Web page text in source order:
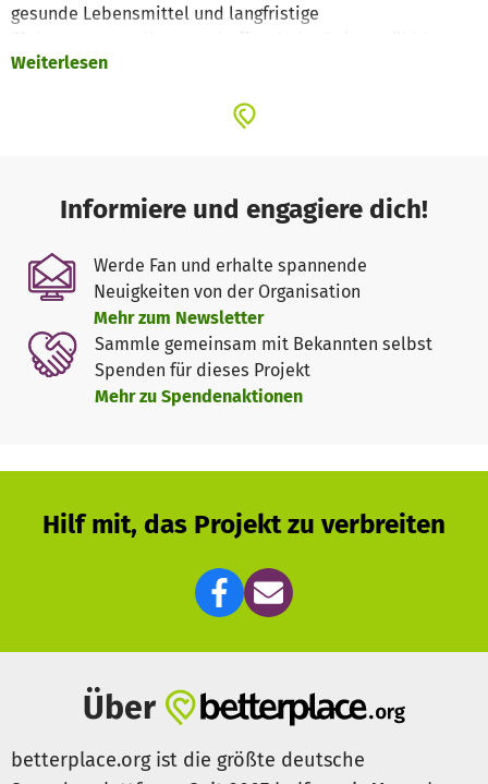
gesunde Lebensmittel und langfristige
Weiterlesen
Informiere und engagiere dich!
Werde Fan und erhalte spannende
Neuigkeiten von der Organisation
Mehr zum Newsletter
Sammle gemeinsam mit Bekannten selbst
Spenden für dieses Projekt
Mehr zu Spendenaktionen
Hilf mit, das Projekt zu verbreiten
Über
betterplace.org ist die größte deutsche